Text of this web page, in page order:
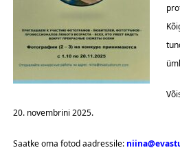
20. novembrini 2025.
Saatke oma fotod aadressile: